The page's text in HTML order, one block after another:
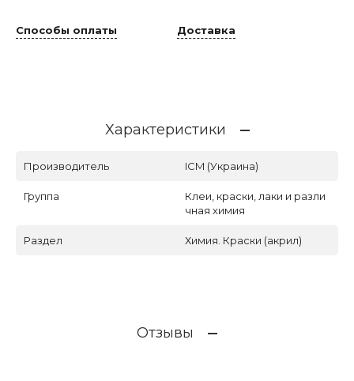
Способы оплаты Доставка
Характеристики
Производитель ICM (Украина)
Группа
Клеи, краски, лаки и разли
чная химия
Раздел Химия. Краски (акрил)
Отзывы